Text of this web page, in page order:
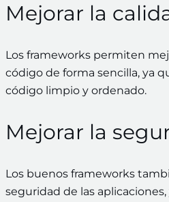
Mejorar la
Los frameworks permiten
código de forma sencilla, ya
código limpio y ordenado.
Mejorar la
Los buenos frameworks
seguridad de las